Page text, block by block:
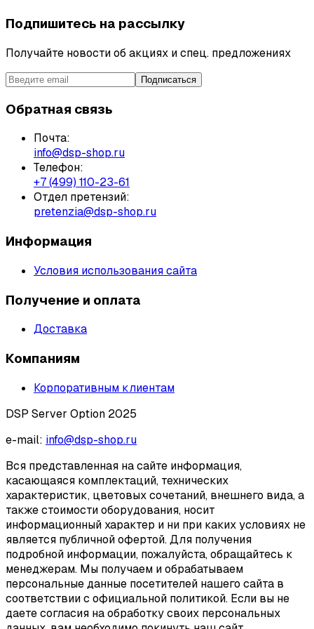
Подпишитесь на рассылку
Получайте новости об акциях и спец. предложениях
Подписаться
Обратная связь
Почта:
info@dsp-shop.ru
Телефон:
+7 (499) 110-23-61
Отдел претензий:
pretenzia@dsp-shop.ru
Информация
Условия использования сайта
Получение и оплата
Доставка
Компаниям
Корпоративным клиентам
DSP Server Option 2025
e-mail: info@dsp-shop.ru
Вся представленная на сайте информация,
касающаяся комплектаций, технических
характеристик, цветовых сочетаний, внешнего вида, а
также стоимости оборудования, носит
информационный характер и ни при каких условиях не
является публичной офертой. Для получения
подробной информации, пожалуйста, обращайтесь к
менеджерам. Мы получаем и обрабатываем
персональные данные посетителей нашего сайта в
соответствии с официальной политикой. Если вы не
даете согласия на обработку своих персональных